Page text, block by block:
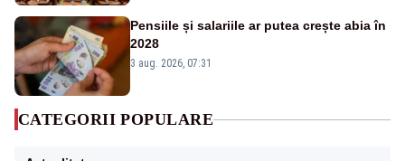
Pensiile și salariile ar putea crește abia în
2028
3 aug. 2026, 07:31
CATEGORII POPULARE